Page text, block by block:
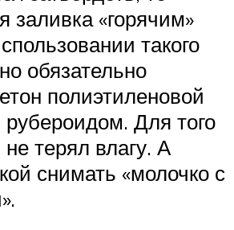
заливка «горячим»
такого
обязательно
полиэтиленовой
Для того
терял влагу. А
снимать «молочко с